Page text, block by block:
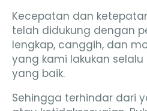
Kecepatan dan
telah didukung dengan
lengkap, canggih, dan
yang kami lakukan
yang baik.
Sehingga terhindar dari